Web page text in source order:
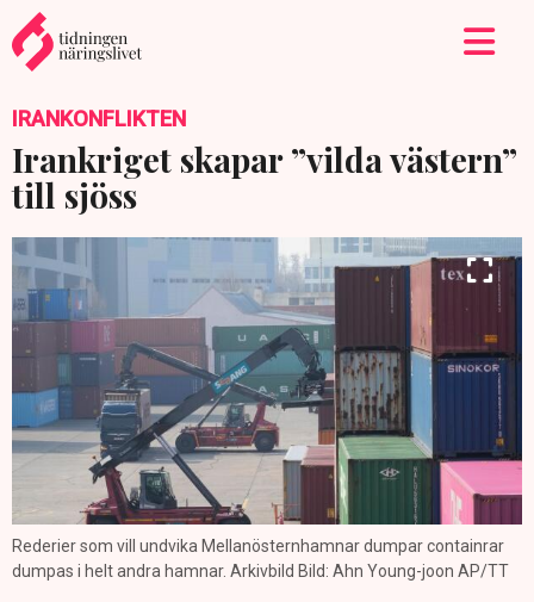
IRANKONFLIKTEN
Irankriget skapar ”vilda västern”
till sjöss
Rederier som vill undvika Mellanösternhamnar dumpar containrar
dumpas i helt andra hamnar. Arkivbild Bild: Ahn Young-joon AP/TT